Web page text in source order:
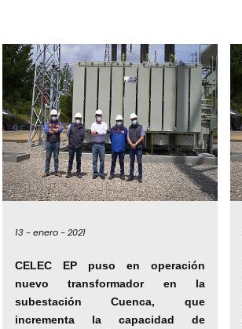
13 - enero - 2021
CELEC EP puso en operación
nuevo transformador en la
subestación Cuenca, que
incrementa la capacidad de